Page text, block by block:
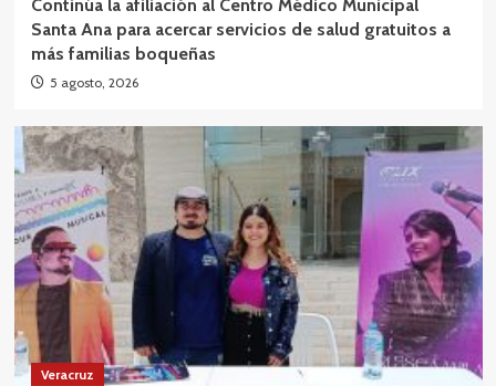
Continúa la afiliación al Centro Médico Municipal
Santa Ana para acercar servicios de salud gratuitos a
más familias boqueñas
5 agosto, 2026
Veracruz